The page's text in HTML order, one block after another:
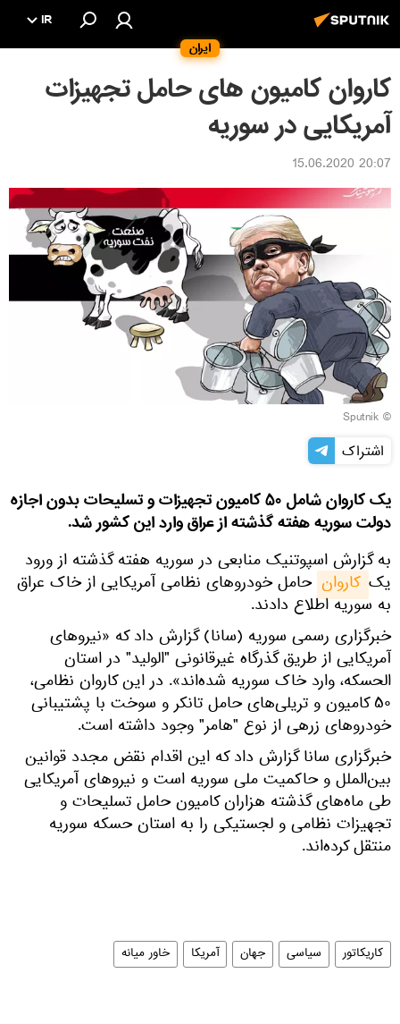
ایران
IR
کاروان کامیون های حامل تجهیزات
آمریکایی در سوریه
20:07 15.06.2020
© Sputnik
اشتراک
یک کاروان شامل ۵۰ کامیون تجهیزات و تسلیحات بدون اجازه
دولت سوریه هفته گذشته از عراق وارد این کشور شد.
به گزارش اسپوتنیک منابعی در سوریه‌ هفته گذشته از ورود
یک کاروان حامل خودروهای نظامی آمریکایی از خاک عراق
به سوریه اطلاع دادند.
خبرگزاری رسمی سوریه (سانا) گزارش داد که «نیروهای
آمریکایی از طریق گذرگاه غیرقانونی "الولید" در استان
الحسکه، وارد خاک سوریه شده‌اند». در این کاروان نظامی،
۵۰ کامیون و تریلی‌های حامل تانکر و سوخت با پشتیبانی
خودروهای زرهی از نوع "هامر" وجود داشته است.
خبرگزاری سانا گزارش داد که این اقدام نقض مجدد قوانین
بین‌الملل و حاکمیت ملی سوریه است و نیروهای آمریکایی
طی ماه‌های گذشته هزاران کامیون حامل تسلیحات و
تجهیزات نظامی و لجستیکی را به استان حسکه سوریه
منتقل کرده‌اند.
کاریکاتور سیاسی جهان آمریکا خاور میانه